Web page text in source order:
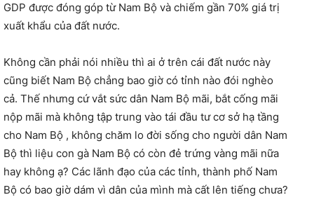
GDP được đóng góp từ Nam Bộ và chiếm gần 70% giá trị
xuất khẩu của đất nước.
Không cần phải nói nhiều thì ai ở trên cái đất nước này
cũng biết Nam Bộ chẳng bao giờ có tỉnh nào đói nghèo
cả. Thế nhưng cứ vắt sức dân Nam Bộ mãi, bắt cống mãi
nộp mãi mà không tập trung vào tái đầu tư cơ sở hạ tầng
cho Nam Bộ , không chăm lo đời sống cho người dân Nam
Bộ thì liệu con gà Nam Bộ có còn đẻ trứng vàng mãi nữa
hay không ạ? Các lãnh đạo của các tỉnh, thành phố Nam
Bộ có bao giờ dám vì dân của mình mà cất lên tiếng chưa?